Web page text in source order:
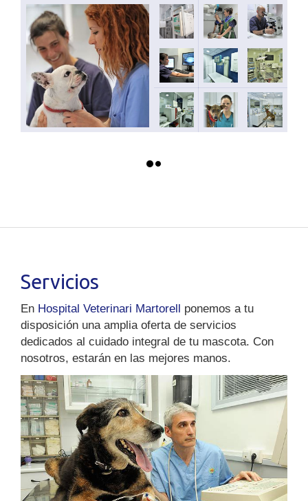
Servicios
En Hospital Veterinari Martorell ponemos a tu
disposición una amplia oferta de servicios
dedicados al cuidado integral de tu mascota. Con
nosotros, estarán en las mejores manos.